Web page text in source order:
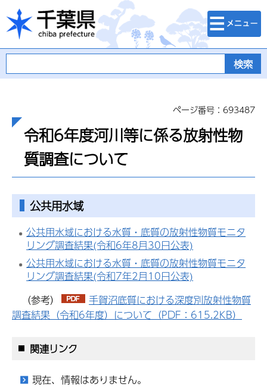
千葉県
検索・メニュ
ー
ページ番号：693487
令和6年度河川等に係る放射性物
質調査について
公共用水域
公共用水域における水質・底質の放射性物質モニタ
リング調査結果(令和6年8月30日公表)
公共用水域における水質・底質の放射性物質モニタ
リング調査結果(令和7年2月10日公表)
（参考）
手賀沼底質における深度別放射性物質
調査結果（令和6年度）について（PDF：615.2KB）
関連リンク
現在、情報はありません。